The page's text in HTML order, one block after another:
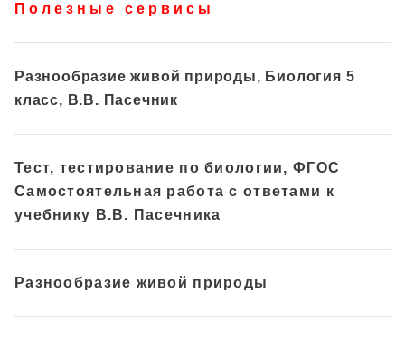
Полезные сервисы
Разнообразие живой природы, Биология 5
класс, В.В. Пасечник
Тест, тестирование по биологии, ФГОС
Самостоятельная работа с ответами к
учебнику В.В. Пасечника
Разнообразие живой природы